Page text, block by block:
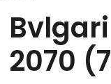
Bvlgari
2070